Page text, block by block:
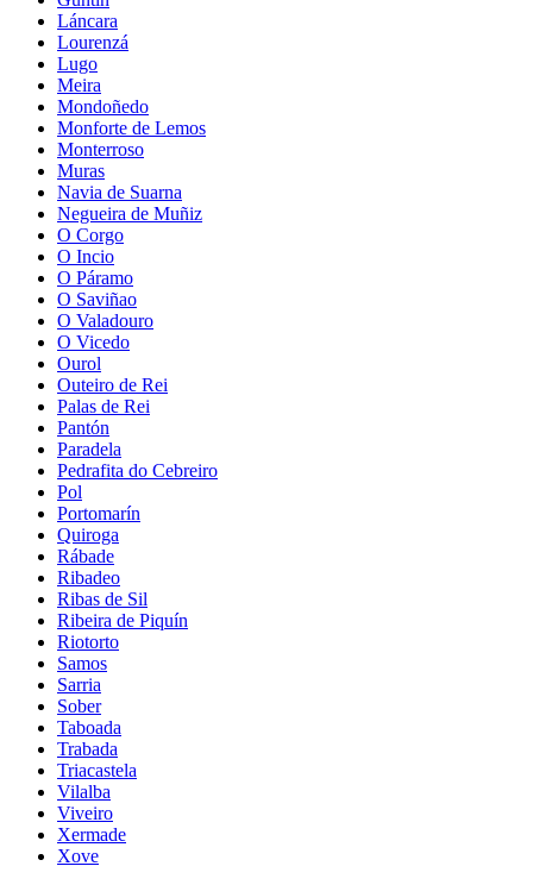
Láncara
Lourenzá
Lugo
Meira
Mondoñedo
Monforte de Lemos
Monterroso
Muras
Navia de Suarna
Negueira de Muñiz
O Corgo
O Incio
O Páramo
O Saviñao
O Valadouro
O Vicedo
Ourol
Outeiro de Rei
Palas de Rei
Pantón
Paradela
Pedrafita do Cebreiro
Pol
Portomarín
Quiroga
Rábade
Ribadeo
Ribas de Sil
Ribeira de Piquín
Riotorto
Samos
Sarria
Sober
Taboada
Trabada
Triacastela
Vilalba
Viveiro
Xermade
Xove